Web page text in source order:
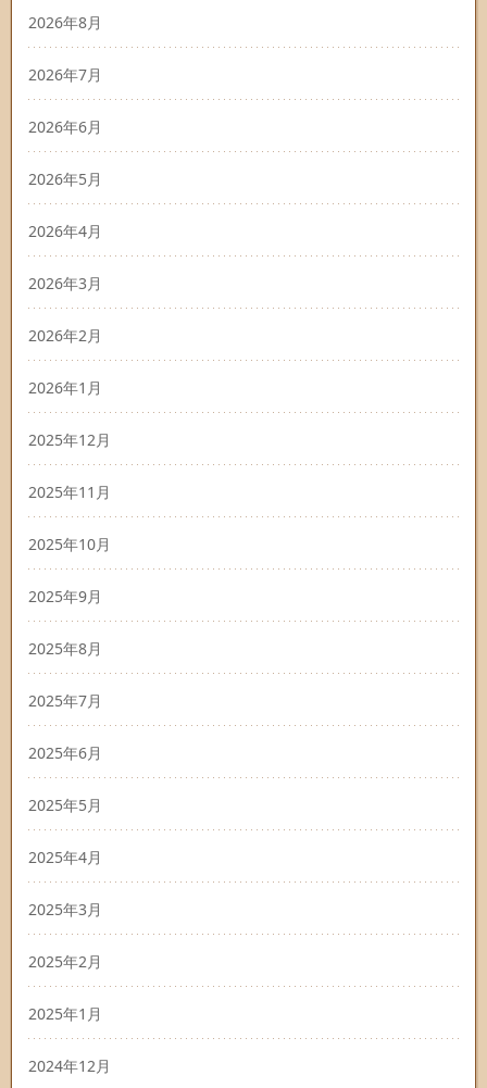
2026年8月
2026年7月
2026年6月
2026年5月
2026年4月
2026年3月
2026年2月
2026年1月
2025年12月
2025年11月
2025年10月
2025年9月
2025年8月
2025年7月
2025年6月
2025年5月
2025年4月
2025年3月
2025年2月
2025年1月
2024年12月